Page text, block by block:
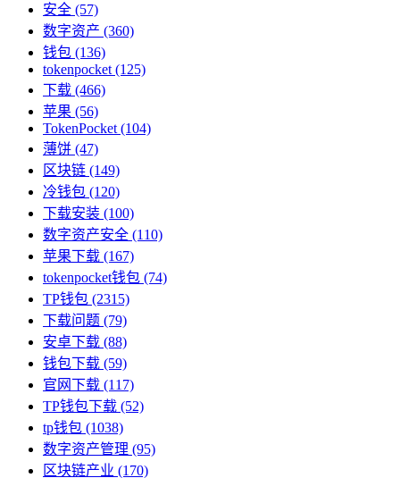
安全 (57)
数字资产 (360)
钱包 (136)
tokenpocket (125)
下载 (466)
苹果 (56)
TokenPocket (104)
薄饼 (47)
区块链 (149)
冷钱包 (120)
下载安装 (100)
数字资产安全 (110)
苹果下载 (167)
tokenpocket钱包 (74)
TP钱包 (2315)
下载问题 (79)
安卓下载 (88)
钱包下载 (59)
官网下载 (117)
TP钱包下载 (52)
tp钱包 (1038)
数字资产管理 (95)
区块链产业 (170)